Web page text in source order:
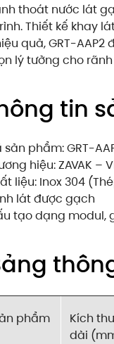
thoát nước lát
Thiết kế khay
quả, GRT-
lý tưởng cho
tin
sản phẩm: GRT-
hiệu: ZAVAK –
liệu: Inox 304
lát được gạch
tạo dạng modul,
phẩm
Kích
dài